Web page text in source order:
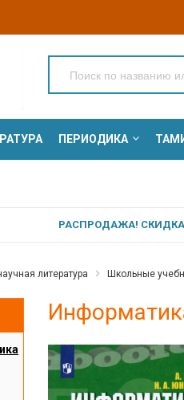
ПЕРИОДИКА
РАСПРОДАЖА! СКИДКА
литература Школьные